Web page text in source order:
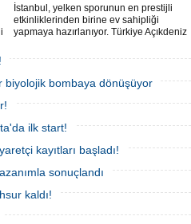
İstanbul, yelken sporunun en prestijli
etkinliklerinden birine ev sahipliği
yapmaya hazırlanıyor. Türkiye Açıkdeniz
Federasyonu ve Eker Süt Ürünleri iş
TAYK - Eker Olympos Regatta, 7
Ağustos'ta start alacak ve 16 Ağustos'a
kadar deniz tutkunlarını bir araya
biyolojik bombaya dönüşüyor
ilk start!
kayıtları başladı!
sonuçlandı
kaldı!